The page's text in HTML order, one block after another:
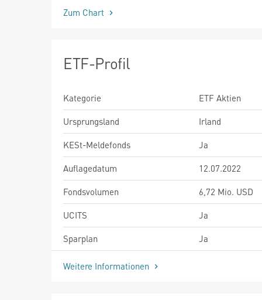
Zum Chart
ETF-Profil
Kategorie
ETF Aktien
Ursprungsland
Irland
KESt-Meldefonds
Ja
Auflagedatum
12.07.2022
Fondsvolumen
6,72 Mio. USD
UCITS
Ja
Sparplan
Ja
Weitere Informationen